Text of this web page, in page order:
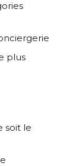
plus
soit le